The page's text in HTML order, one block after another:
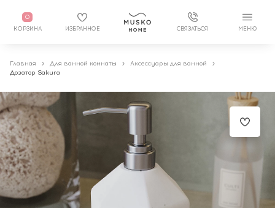
0
КОРЗИНА ИЗБРАННОЕ СВЯЗАТЬСЯ МЕНЮ
Главная Для ванной комнаты
Аксессуары для ванной
Дозатор Sakura